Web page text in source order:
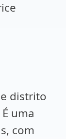
distrito
uma
com